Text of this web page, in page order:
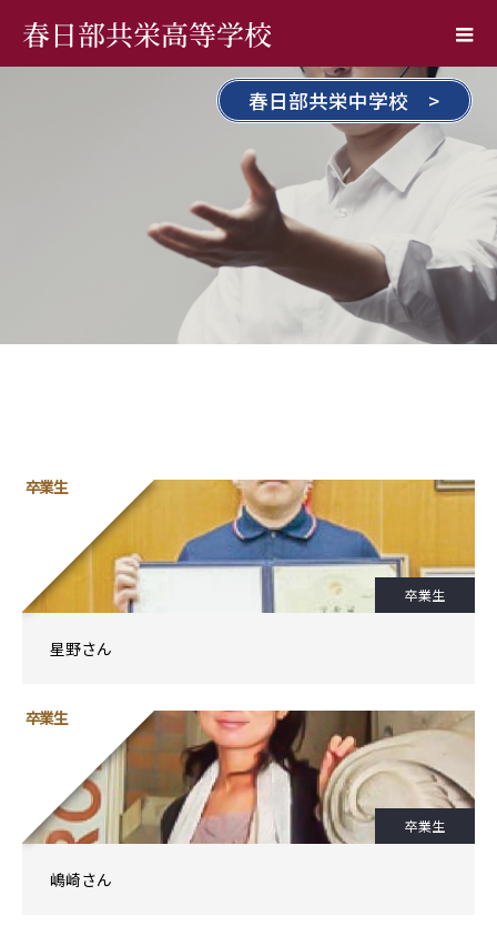
春日部共栄高等学校
春日部共栄中学校 >
卒業生
卒業生
星野さん
卒業生
卒業生
嶋崎さん